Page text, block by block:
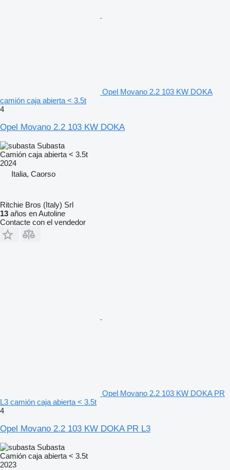
Opel Movano 2.2 103 KW DOKA
camión caja abierta < 3.5t
4
Opel Movano 2.2 103 KW DOKA
Subasta
Camión caja abierta < 3.5t
2024
Italia, Caorso
Ritchie Bros (Italy) Srl
13 años en Autoline
Contacte con el vendedor
Opel Movano 2.2 103 KW DOKA PR
L3 camión caja abierta < 3.5t
4
Opel Movano 2.2 103 KW DOKA PR L3
Subasta
Camión caja abierta < 3.5t
2023